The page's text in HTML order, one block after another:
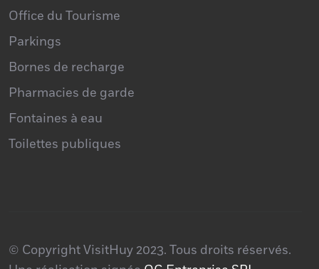
Bon à savoir
Office du Tourisme
Parkings
Bornes de recharge
Pharmacies de garde
Fontaines à eau